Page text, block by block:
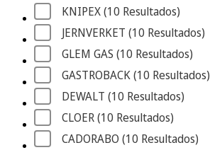
KNIPEX (10 Resultados)
JERNVERKET (10 Resultados)
GLEM GAS (10 Resultados)
GASTROBACK (10 Resultados)
DEWALT (10 Resultados)
CLOER (10 Resultados)
CADORABO (10 Resultados)